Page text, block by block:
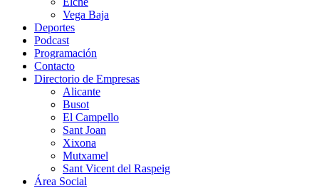
Vega Baja
Deportes
Podcast
Programación
Contacto
Directorio de Empresas
Alicante
Busot
El Campello
Sant Joan
Xixona
Mutxamel
Sant Vicent del Raspeig
Área Social